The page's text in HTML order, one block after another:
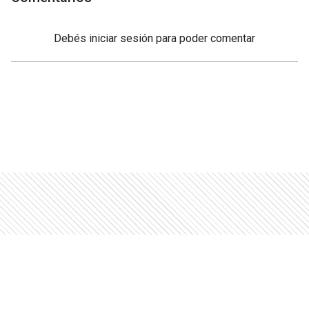
Debés iniciar sesión para poder comentar